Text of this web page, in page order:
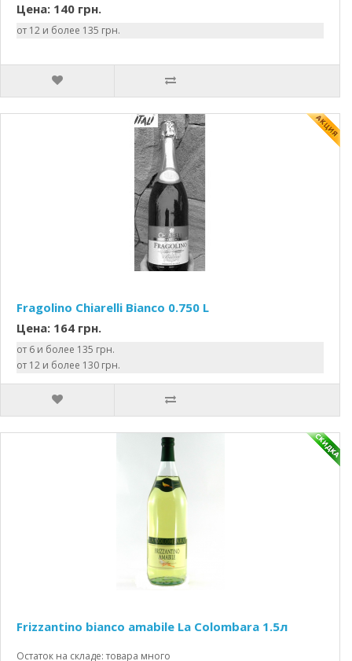
Цена: 140 грн.
от 12 и более 135 грн.
Fragolino Chiarelli Bianco 0.750 L
Цена: 164 грн.
от 6 и более 135 грн.
от 12 и более 130 грн.
Frizzantino bianco amabile La Colombara 1.5л
Остаток на складе: товара много